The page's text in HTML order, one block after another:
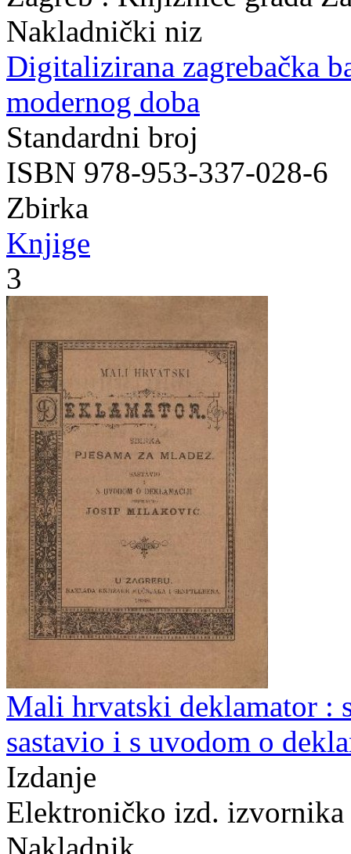
Nakladnički niz
Digitalizirana zagrebačka
modernog doba
Standardni broj
ISBN 978-953-337-028-6
Zbirka
Knjige
3
Mali hrvatski deklamator :
sastavio i s uvodom o
Izdanje
Elektroničko izd.